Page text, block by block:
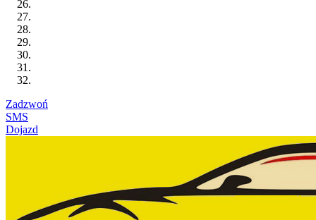
Zadzwoń
SMS
Dojazd